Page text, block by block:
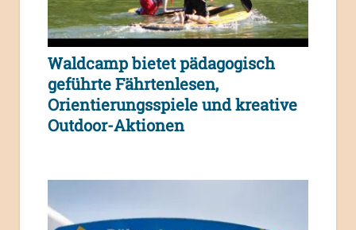
Waldcamp bietet pädagogisch
geführte Fährtenlesen,
Orientierungsspiele und kreative
Outdoor-Aktionen